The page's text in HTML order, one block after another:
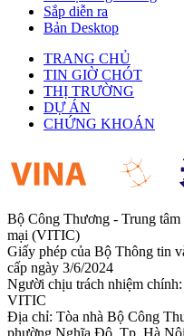
Sắp diễn ra
Bản Desktop
TRANG CHỦ
TIN GIỜ CHÓT
THỊ TRƯỜNG
DỰ ÁN
CHỨNG KHOÁN
Bộ Công Thương - Trung
mại (VITIC)
Giấy phép của Bộ Thông tin
cấp ngày 3/6/2024
Người chịu trách nhiệm
VITIC
Địa chỉ: Tòa nhà Bộ Công
phường Nghĩa Đô, Tp. Hà Nội